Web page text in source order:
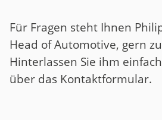
Für Fragen steht Ihnen
Head of Automotive, gern
Hinterlassen Sie ihm
über das Kontaktformular.